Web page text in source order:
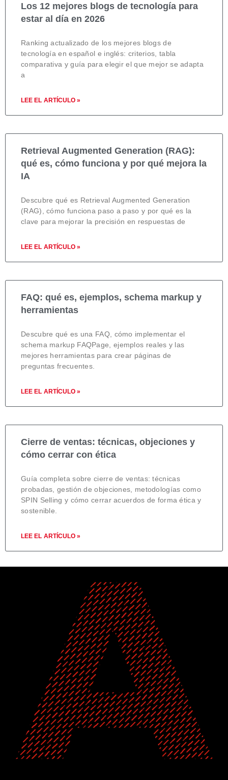
Los 12 mejores blogs de tecnología para
estar al día en 2026
Ranking actualizado de los mejores blogs de
tecnología en español e inglés: criterios, tabla
comparativa y guía para elegir el que mejor se adapta
a
LEE EL ARTÍCULO »
Retrieval Augmented Generation (RAG):
qué es, cómo funciona y por qué mejora la
IA
Descubre qué es Retrieval Augmented Generation
(RAG), cómo funciona paso a paso y por qué es la
clave para mejorar la precisión en respuestas de
LEE EL ARTÍCULO »
FAQ: qué es, ejemplos, schema markup y
herramientas
Descubre qué es una FAQ, cómo implementar el
schema markup FAQPage, ejemplos reales y las
mejores herramientas para crear páginas de
preguntas frecuentes.
LEE EL ARTÍCULO »
Cierre de ventas: técnicas, objeciones y
cómo cerrar con ética
Guía completa sobre cierre de ventas: técnicas
probadas, gestión de objeciones, metodologías como
SPIN Selling y cómo cerrar acuerdos de forma ética y
sostenible.
LEE EL ARTÍCULO »